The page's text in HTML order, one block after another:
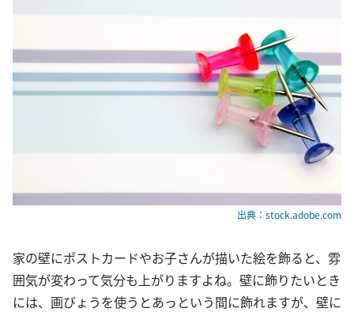
出典：stock.adobe.com
家の壁にポストカードやお子さんが描いた絵を飾ると、雰
囲気が変わって気分も上がりますよね。壁に飾りたいとき
には、画びょうを使うとあっという間に飾れますが、壁に